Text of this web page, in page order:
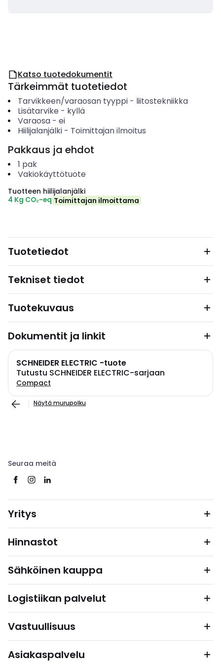
Katso tuotedokumentit
Tärkeimmät tuotetiedot
Tarvikkeen/varaosan tyyppi- liitostekniikka
Lisätarvike - kyllä
Varaosa- ei
Hiilijalanjälki- Toimittajan ilmoitus
Pakkaus ja ehdot
1 pak
Vakiokäyttötuote
Tuotteen hiilijalanjälki
4 Kg CO₂-eq Toimittajan ilmoittama
Tuotetiedot
Tekniset tiedot
Tuotekuvaus
Dokumentit ja linkit
SCHNEIDER ELECTRIC -tuote
Tutustu SCHNEIDER ELECTRIC-sarjaan
Compact
Näytä murupolku
Seuraa meitä
Yritys
Hinnastot
Sähköinen kauppa
Logistiikan palvelut
Vastuullisuus
Asiakaspalvelu